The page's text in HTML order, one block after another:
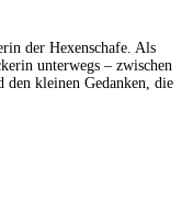
der Hexenschafe. Als
unterwegs – zwischen
den kleinen Gedanken, die